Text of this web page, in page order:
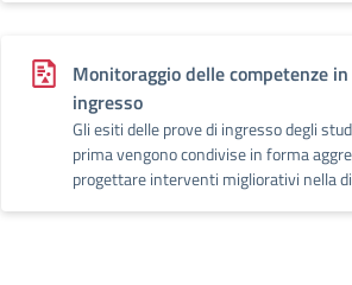
Monitoraggio delle competenze in
ingresso
Gli esiti delle prove di ingresso degli
prima vengono condivise in forma
progettare interventi migliorativi nella